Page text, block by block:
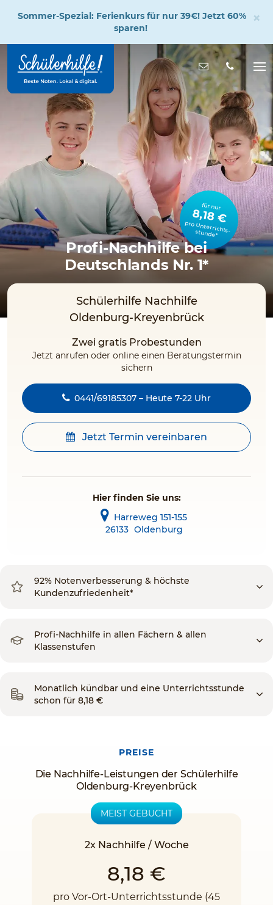
Hauptinhalt
Nachricht
für nur
8,18 €
pro Unterrichts­stunde*
Profi-Nachhilfe bei
Deutschlands Nr. 1*
Schülerhilfe Nachhilfe
Oldenburg-Kreyenbrück
Zwei gratis Probestunden
Jetzt anrufen oder online einen Beratungstermin
sichern
0441/69185307 – Heute 7-22 Uhr
Jetzt Termin vereinbaren
Hier finden Sie uns:
Harreweg 151-155
26133 Oldenburg
Sommer-Spezial: Ferienkurs für nur 39€! Jetzt 60%
sparen!
×
92% Notenverbesserung & höchste
Kundenzufriedenheit*
Profi-Nachhilfe in allen Fächern & allen
Klassenstufen
Monatlich kündbar und eine Unterrichtsstunde
schon für 8,18 €
PREISE
Die Nachhilfe-Leistungen der Schülerhilfe
Oldenburg-Kreyenbrück
MEIST GEBUCHT
2x Nachhilfe / Woche
8,18 €
pro Vor-Ort-Unterrichtsstunde (45